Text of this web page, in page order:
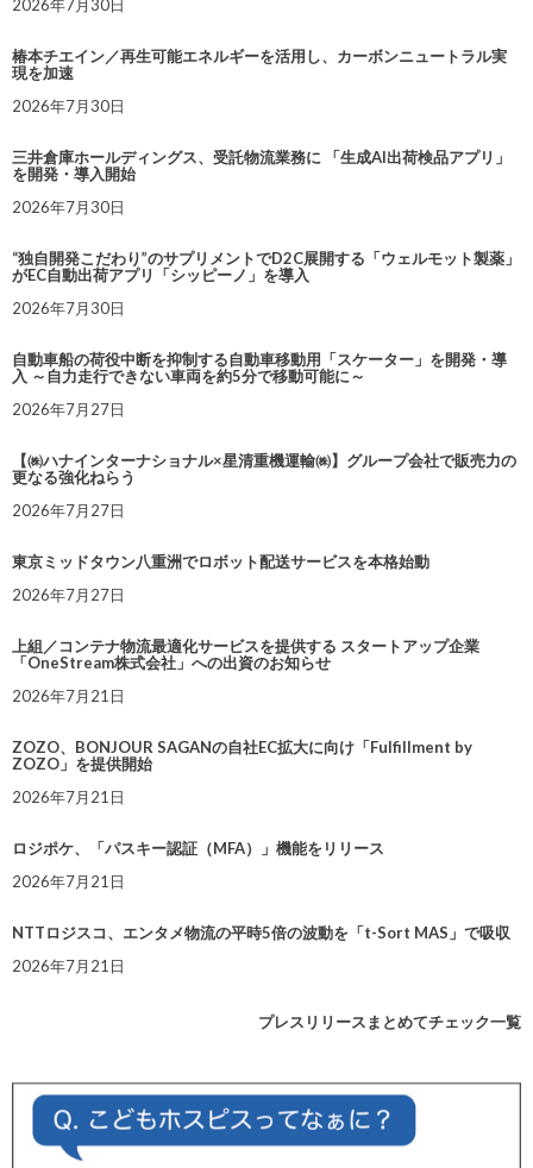
2026年7月30日
椿本チエイン／再生可能エネルギーを活用し、カーボンニュートラル実
現を加速
2026年7月30日
三井倉庫ホールディングス、受託物流業務に 「生成AI出荷検品アプリ」
を開発・導入開始
2026年7月30日
“独自開発こだわり”のサプリメントでD2C展開する「ウェルモット製薬」
がEC自動出荷アプリ「シッピーノ」を導入
2026年7月30日
自動車船の荷役中断を抑制する自動車移動用「スケーター」を開発・導
入 ～自力走行できない車両を約5分で移動可能に～
2026年7月27日
【㈱ハナインターナショナル×星清重機運輸㈱】グループ会社で販売力の
更なる強化ねらう
2026年7月27日
東京ミッドタウン八重洲でロボット配送サービスを本格始動
2026年7月27日
上組／コンテナ物流最適化サービスを提供する スタートアップ企業
「OneStream株式会社」への出資のお知らせ
2026年7月21日
ZOZO、BONJOUR SAGANの自社EC拡大に向け「Fulfillment by
ZOZO」を提供開始
2026年7月21日
ロジポケ、「パスキー認証（MFA）」機能をリリース
2026年7月21日
NTTロジスコ、エンタメ物流の平時5倍の波動を「t-Sort MAS」で吸収
2026年7月21日
プレスリリースまとめてチェック一覧